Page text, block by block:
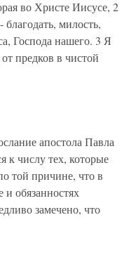
во Христе Иисусе, 2
милость,
Господа нашего. 3 Я
предков в чистой
апостола Павла
к числу тех, которые
той причине, что в
и обязанностях
замечено, что